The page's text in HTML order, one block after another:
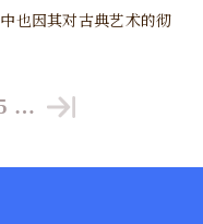
也因其对古典艺术的彻
…